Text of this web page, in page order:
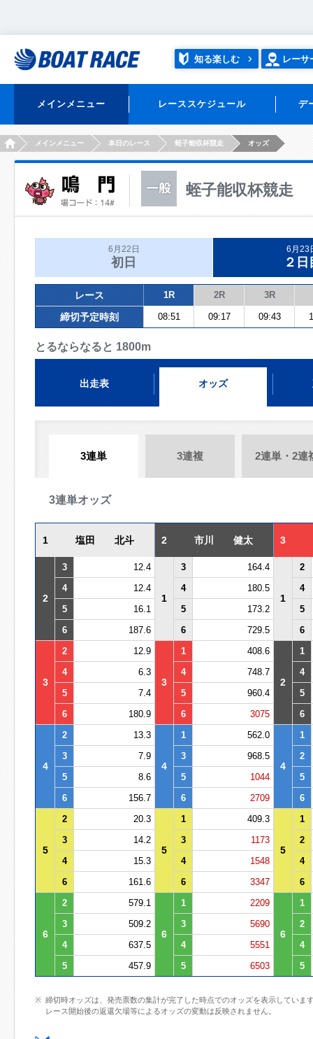
知る楽しむ レーサ
メインメニュー レーススケジュール デ
HOMEメインメニュー 本日のレース 蛭子能収杯競走 オッズ
蛭子能収杯競走
6月22日
初日
6月23
２日
レース 1R 2R 3R
締切予定時刻 08:51 09:17 09:43
とるならなると 1800m
出走表 オッズ
3連単 3連複 2連単・2連
3連単オッズ
1 塩田 北斗 2 市川 健太 3
2
3 12.4
1
3 164.4
1
2
4
12.4 4 180.5
4
5
16.1 5 173.2
5
6
187.6 6 729.5 6
3
2 12.9
3
1 408.6
2
1
4
6.3 4 748.7
4
5
7.4 5 960.4
5
6
180.9 6 3075 6
4
2 13.3
4
1 562.0
4
1
3
7.9 3 968.5
2
5
8.6 5 1044
5
6
156.7 6 2709 6
5
2 20.3
5
1 409.3
5
1
3
14.2 3 1173
2
4
15.3 4 1548
4
6
161.6 6 3347 6
6
2 579.1
6
1 2209
6
1
3
509.2 3 5690
2
4
637.5 4 5551
4
5
457.9 5 6503 5
締切時オッズは、発売票数の集計が完了した時点でのオッズを表示していま
レース開始後の返還欠場等によるオッズの変動は反映されません。